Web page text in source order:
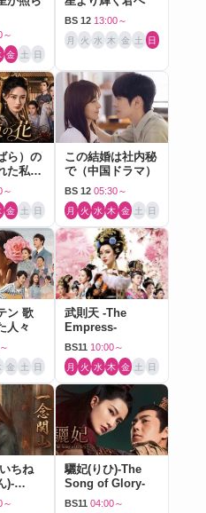
～
金 土 日
BS 12 13:00～
月 火 水 木 金 土 日
ら）の
た私～
マ）
～
金 土 日
この結婚は社内秘
で（中国ドラマ）
BS 12 05:30～
月 火 水 木 金 土 日
ン 歌
人々
金 土 日
武則天 -The
Empress-
BS11 10:00～
月 火 水 木 金 土 日
ちね
)-
Love-
～
驪妃(りひ)-The
Song of Glory-
BS11 04:00～